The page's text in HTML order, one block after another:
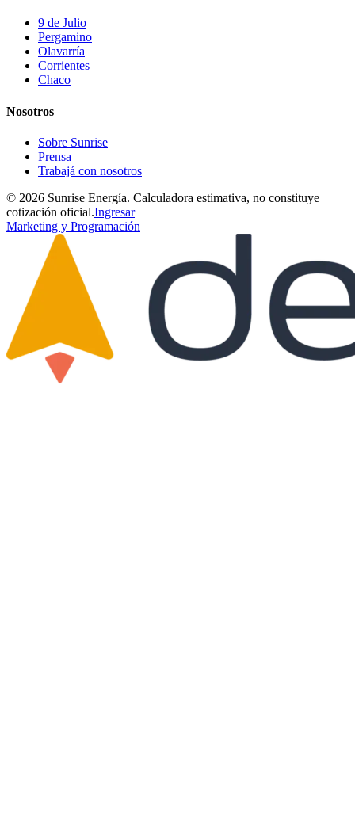
9 de Julio
Pergamino
Olavarría
Corrientes
Chaco
Nosotros
Sobre Sunrise
Prensa
Trabajá con nosotros
© 2026 Sunrise Energía. Calculadora estimativa, no constituye
cotización oficial.Ingresar
Marketing y Programación